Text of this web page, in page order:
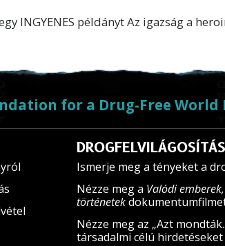
INGYENES példánytAz igazság a
for a Drug-Free
DROGFELVILÁGOSÍTÁS
Ismerje meg a tényeket a
Nézze meg a Valódi
történetek
Nézze meg az „Azt
társadalmi célú hirdetéseket